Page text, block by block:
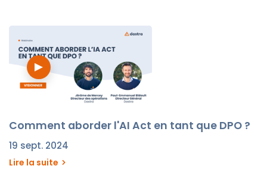
Comment aborder l'AI Act en tant que DPO ?
19 sept. 2024
Lire la suite